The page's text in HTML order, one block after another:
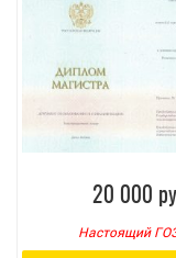
20 000
Настоящий